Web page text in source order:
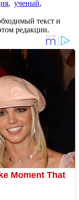
, ученый,
текст и
редакции.